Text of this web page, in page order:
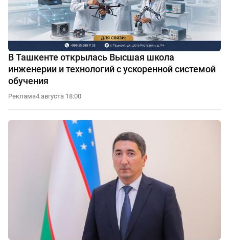
В Ташкенте открылась Высшая школа
инженерии и технологий с ускоренной системой
обучения
Реклама4 августа 18:00